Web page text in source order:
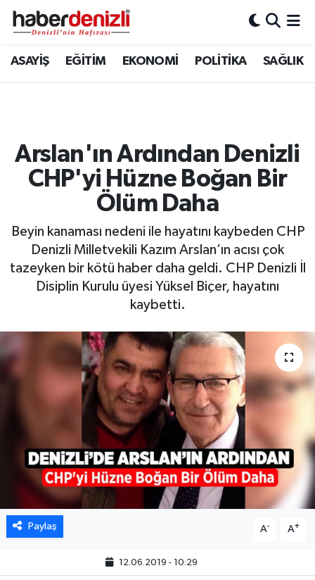
ASAYİŞ EĞİTİM EKONOMİ POLİTİKA SAĞLIK
Arslan'ın Ardından Denizli
CHP'yi Hüzne Boğan Bir
Ölüm Daha
Beyin kanaması nedeni ile hayatını kaybeden CHP
Denizli Milletvekili Kazım Arslan’ın acısı çok
tazeyken bir kötü haber daha geldi. CHP Denizli İl
Disiplin Kurulu üyesi Yüksel Biçer, hayatını
kaybetti.
Paylaş A- A+
12.06.2019 - 10:29
Denizli Nöbetçi Eczaneler
Puan Durumu ve Fikstür
Tüm Manşetler
Son Dakika Haberleri
Haber Arşivi